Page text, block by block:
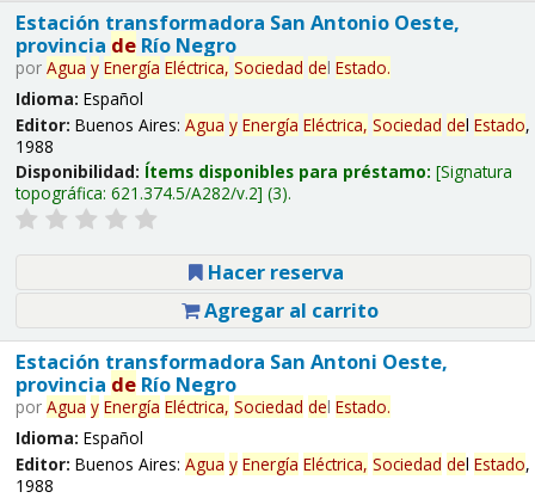
Estación transformadora San Antonio Oeste,
provincia deRío Negro
por Agua y Energía Eléctrica, Sociedad del Estado.
Idioma: Español
Editor: Buenos Aires: Agua y Energía Eléctrica, Sociedad del Estado,
1988
Disponibilidad: Ítems disponibles para préstamo: Signatura
topográfica: 621.374.5/A282/v.2 (3).
Hacer reserva
Agregar al carrito
Estación transformadora San Antoni Oeste,
provincia deRío Negro
por Agua y Energía Eléctrica, Sociedad del Estado.
Idioma: Español
Editor: Buenos Aires: Agua y Energía Eléctrica, Sociedad del Estado,
1988